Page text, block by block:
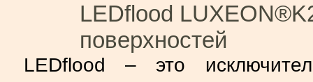
LEDflood
поверхностей
LEDflood – это